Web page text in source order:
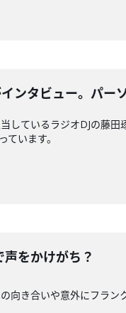
ンタビュー。パー
しているラジオDJの藤
います。
をかけがち？
向き合いや意外にフラン